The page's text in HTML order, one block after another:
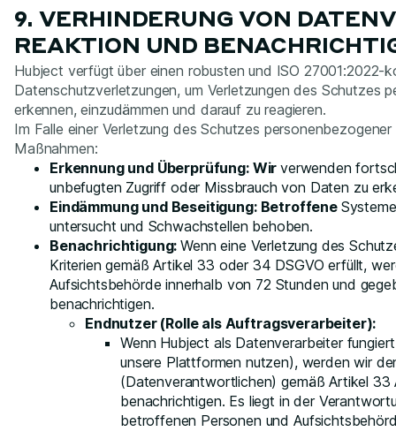
9. VERHINDERUNG VON
REAKTION UND
Hubject verfügt über einen robusten und ISO 27001:2022-
Datenschutzverletzungen, um Verletzungen des Schutzes
erkennen, einzudämmen und darauf zu reagieren.
Im Falle einer Verletzung des Schutzes
Maßnahmen:
Erkennung und Überprüfung: Wirverwenden
unbefugten Zugriff oder Missbrauch von Daten zu
Eindämmung und Beseitigung: Betroffene
untersucht und Schwachstellen behoben.
Benachrichtigung:Wenn eine Verletzung des
Kriterien gemäß Artikel 33 oder 34 DSGVO erfüllt,
Aufsichtsbehörde innerhalb von 72 Stunden und
benachrichtigen.
Endnutzer (Rolle als Auftragsverarbeiter):
Wenn Hubject als Datenverarbeiter
unsere Plattformen nutzen), werden wir
(Datenverantwortlichen) gemäß Artikel 33
benachrichtigen. Es liegt in der
betroffenen Personen und